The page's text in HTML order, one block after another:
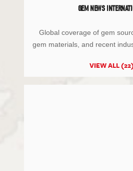
GEM NEWS
Global coverage of gem
gem materials, and recent
VIEW ALL